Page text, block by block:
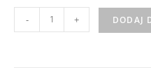
- + DODAJ